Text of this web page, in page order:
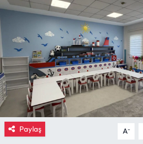
Paylaş A-
Eğitim
Ekonomi
Güncel
İskilip Haberleri
Kargı Haberleri
Kimdir?